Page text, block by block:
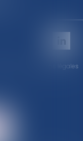
Mentions légales